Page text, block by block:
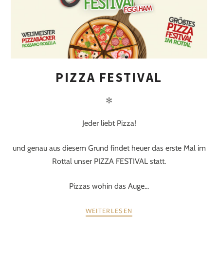
PIZZA FESTIVAL
✻
Jeder liebt Pizza!
und genau aus diesem Grund findet heuer das erste Mal im
Rottal unser PIZZA FESTIVAL statt.
Pizzas wohin das Auge...
WEITERLESEN